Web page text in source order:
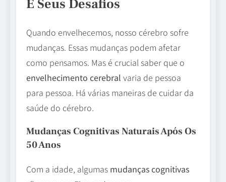
E Seus Desafios
Quando envelhecemos, nosso cérebro sofre
mudanças. Essas mudanças podem afetar
como pensamos. Mas é crucial saber que o
envelhecimento cerebral varia de pessoa
para pessoa. Há várias maneiras de cuidar da
saúde do cérebro.
Mudanças Cognitivas Naturais Após Os
50 Anos
Com a idade, algumas mudanças cognitivas